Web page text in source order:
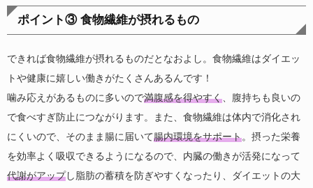
ポイント③ 食物繊維が摂れるもの
できれば食物繊維が摂れるものだとなおよし。食物繊維はダイエッ
トや健康に嬉しい働きがたくさんあるんです！
噛み応えがあるものに多いので満腹感を得やすく 、腹持ちも良いの
で食べすぎ防止につながります。また、食物繊維は体内で消化され
にくいので、そのまま腸に届いて腸内環境をサポート。摂った栄養
を効率よく吸収できるようになるので、内臓の働きが活発になって
代謝がアップし脂肪の蓄積を防ぎやすくなったり、ダイエットの大